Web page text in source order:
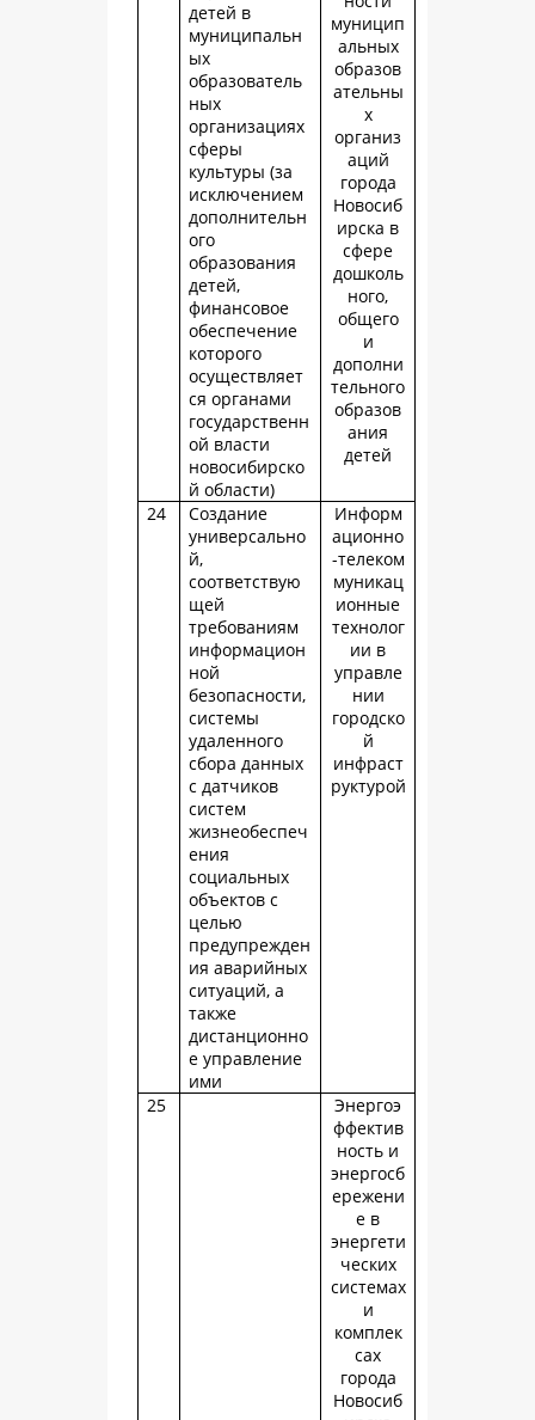
детей в
муниципальн
ых
образователь
ных
организациях
сферы
культуры (за
исключением
дополнительн
ого
образования
детей,
финансовое
обеспечение
которого
осуществляет
ся органами
государственн
ой власти
новосибирско
й области)
муницип
альных
образов
ательны
х
организ
аций
города
Новосиб
ирска в
сфере
дошколь
ного,
общего
и
дополни
тельного
образов
ания
детей
24
Создание
универсально
й,
соответствую
щей
требованиям
информацион
ной
безопасности,
системы
удаленного
сбора данных
с датчиков
систем
жизнеобеспеч
ения
социальных
объектов с
целью
предупрежден
ия аварийных
ситуаций, а
также
дистанционно
е управление
ими
Информ
ационно
-телеком
муникац
ионные
технолог
ии в
управле
нии
городско
й
инфраст
руктурой
25
Энергоэ
ффектив
ность и
энергосб
ережени
е в
энергети
ческих
системах
и
комплек
сах
города
Новосиб